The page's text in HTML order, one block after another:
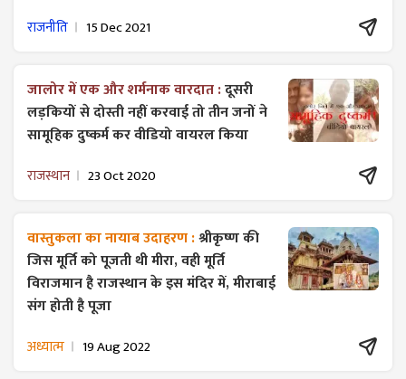
राजनीति 15 Dec 2021
जालोर में एक और शर्मनाक वारदात :दूसरी
लड़कियों से दोस्ती नहीं करवाई तो तीन जनों ने
सामूहिक दुष्कर्म कर वीडियो वायरल किया
राजस्थान 23 Oct 2020
वास्तुकला का नायाब उदाहरण :श्रीकृष्ण की
जिस मूर्ति को पूजती थी मीरा, वही मूर्ति
विराजमान है राजस्थान के इस मंदिर में, मीराबाई
संग होती है पूजा
अध्यात्म 19 Aug 2022